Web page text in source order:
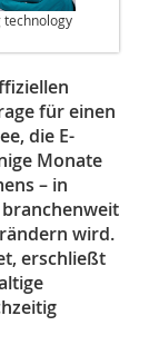
technology
für einen
die E-
Monate
– in
wird.
erschließt